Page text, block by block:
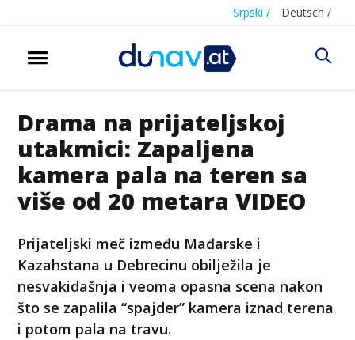
Srpski / Deutsch /
Drama na prijateljskoj
utakmici: Zapaljena
kamera pala na teren sa
više od 20 metara VIDEO
Prijateljski meč između Mađarske i
Kazahstana u Debrecinu obilježila je
nesvakidašnja i veoma opasna scena nakon
što se zapalila “spajder” kamera iznad terena
i potom pala na travu.